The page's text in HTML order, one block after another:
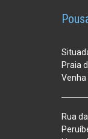
Praia
Venha
Rua